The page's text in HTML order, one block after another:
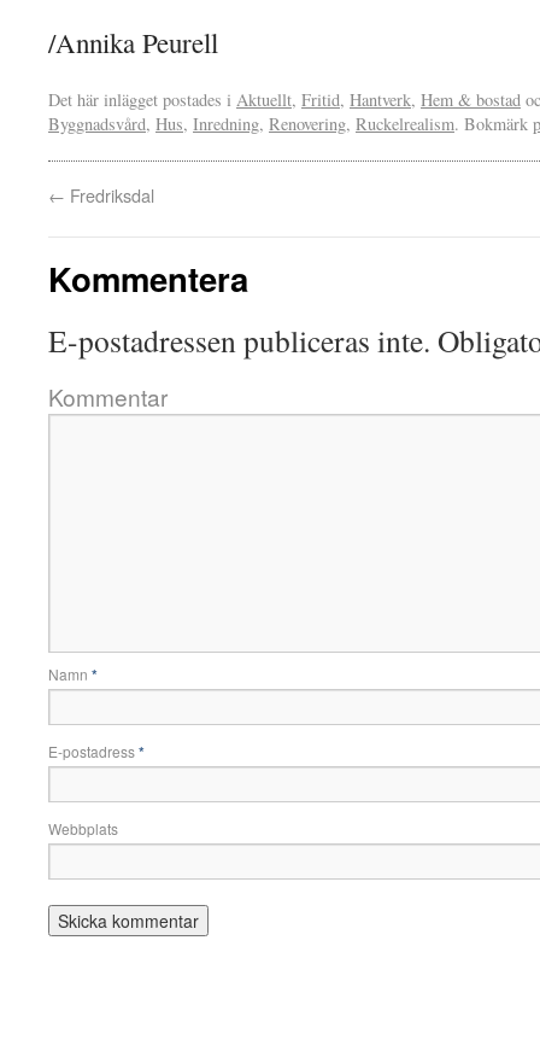
/Annika Peurell
Det här inlägget postades i Aktuellt, Fritid, Hantverk, Hem & bostad
Byggnadsvård, Hus, Inredning, Renovering, Ruckelrealism. Bokmärk
← Fredriksdal
Kommentera
E-postadressen publiceras inte.
Kommentar
Namn *
E-postadress*
Webbplats